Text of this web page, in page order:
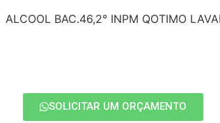
ALCOOL BAC.46,2° INPM QOTIMO
SOLICITAR UM ORÇAMENTO